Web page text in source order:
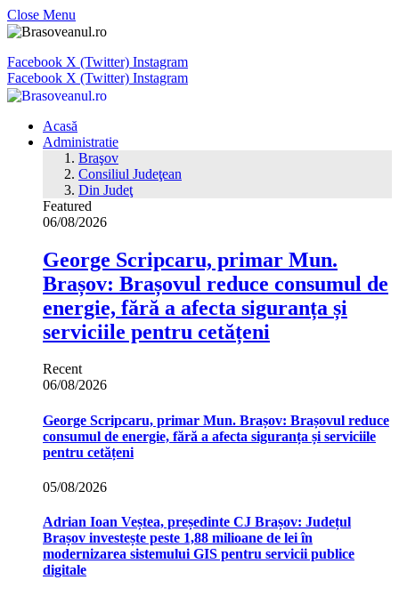
Close Menu
Facebook X (Twitter) Instagram
Facebook X (Twitter) Instagram
Acasă
Administratie
Braşov
Consiliul Judeţean
Din Judeţ
Featured
06/08/2026
George Scripcaru, primar Mun.
Brașov: Brașovul reduce consumul de
energie, fără a afecta siguranța și
serviciile pentru cetățeni
Recent
06/08/2026
George Scripcaru, primar Mun. Brașov: Brașovul reduce
consumul de energie, fără a afecta siguranța și serviciile
pentru cetățeni
05/08/2026
Adrian Ioan Veștea, președinte CJ Brașov: Județul
Brașov investește peste 1,88 milioane de lei în
modernizarea sistemului GIS pentru servicii publice
digitale